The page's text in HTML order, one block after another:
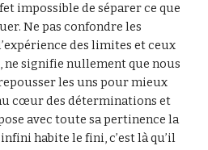
impossible de séparer ce que
Ne pas confondre les
des limites et ceux
ne signifie nullement que nous
les uns pour mieux
cœur des déterminations et
avec toute sa pertinence la
habite le fini, c’est là qu’il